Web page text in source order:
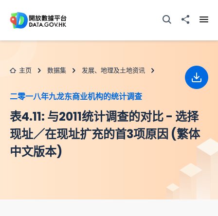
打开搜寻器分享至
主页 数据集 发展、地理及土地资讯
二零一八年九龙东商业机构的统计调查
表4.11: 与2011统计调查的对比 - 选择
现址／在现址扩充的首3项原因 (繁体
中文版本)
下载